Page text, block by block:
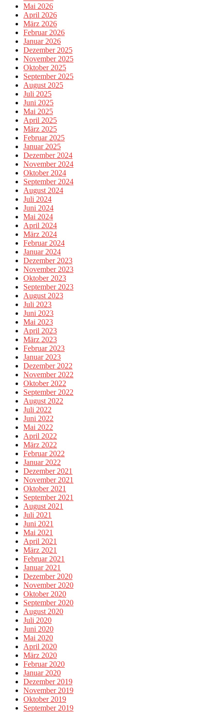
Mai 2026
April 2026
März 2026
Februar 2026
Januar 2026
Dezember 2025
November 2025
Oktober 2025
September 2025
August 2025
Juli 2025
Juni 2025
Mai 2025
April 2025
März 2025
Februar 2025
Januar 2025
Dezember 2024
November 2024
Oktober 2024
September 2024
August 2024
Juli 2024
Juni 2024
Mai 2024
April 2024
März 2024
Februar 2024
Januar 2024
Dezember 2023
November 2023
Oktober 2023
September 2023
August 2023
Juli 2023
Juni 2023
Mai 2023
April 2023
März 2023
Februar 2023
Januar 2023
Dezember 2022
November 2022
Oktober 2022
September 2022
August 2022
Juli 2022
Juni 2022
Mai 2022
April 2022
März 2022
Februar 2022
Januar 2022
Dezember 2021
November 2021
Oktober 2021
September 2021
August 2021
Juli 2021
Juni 2021
Mai 2021
April 2021
März 2021
Februar 2021
Januar 2021
Dezember 2020
November 2020
Oktober 2020
September 2020
August 2020
Juli 2020
Juni 2020
Mai 2020
April 2020
März 2020
Februar 2020
Januar 2020
Dezember 2019
November 2019
Oktober 2019
September 2019